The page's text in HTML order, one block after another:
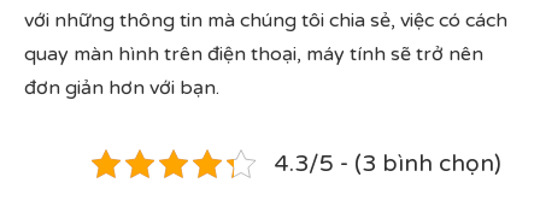
với những thông tin mà chúng tôi chia sẻ, việc có cách
quay màn hình trên điện thoại, máy tính sẽ trở nên
đơn giản hơn với bạn.
4.3/5 - (3 bình chọn)